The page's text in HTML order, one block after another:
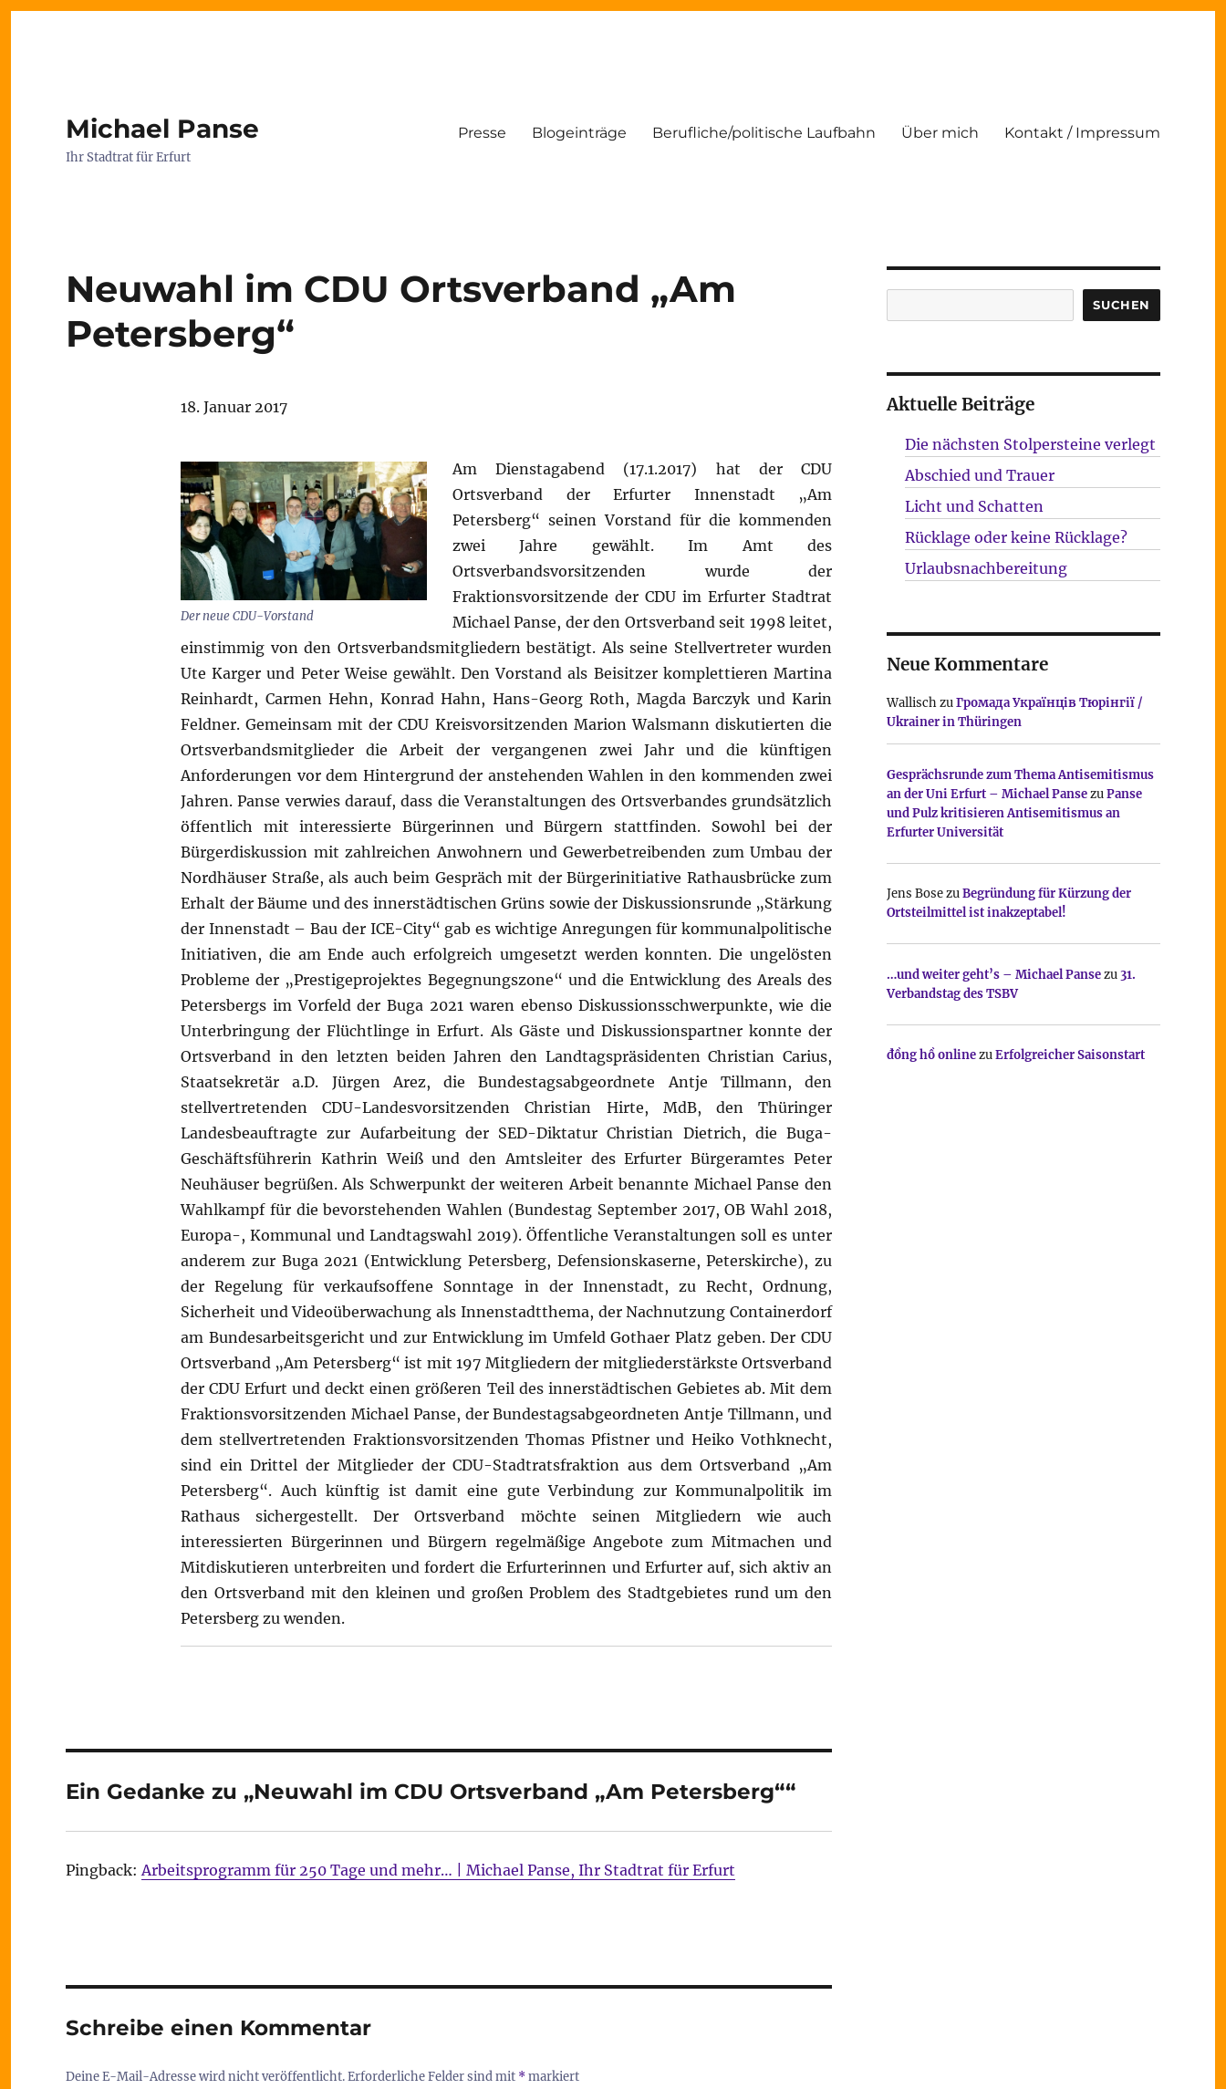
Michael Panse
Ihr Stadtrat für Erfurt
Presse Blogeinträge Berufliche/politische Laufbahn Über mich Kontakt / Impressum
Neuwahl im CDU Ortsverband „Am
Petersberg“
18. Januar 2017
Der neue CDU-Vorstand
Am Dienstagabend (17.1.2017) hat der CDU
Ortsverband der Erfurter Innenstadt „Am
Petersberg“ seinen Vorstand für die kommenden
zwei Jahre gewählt. Im Amt des
Ortsverbandsvorsitzenden wurde der
Fraktionsvorsitzende der CDU im Erfurter Stadtrat
Michael Panse, der den Ortsverband seit 1998 leitet,
einstimmig von den Ortsverbandsmitgliedern bestätigt. Als seine Stellvertreter wurden
Ute Karger und Peter Weise gewählt. Den Vorstand als Beisitzer komplettieren Martina
Reinhardt, Carmen Hehn, Konrad Hahn, Hans-Georg Roth, Magda Barczyk und Karin
Feldner. Gemeinsam mit der CDU Kreisvorsitzenden Marion Walsmann diskutierten die
Ortsverbandsmitglieder die Arbeit der vergangenen zwei Jahr und die künftigen
Anforderungen vor dem Hintergrund der anstehenden Wahlen in den kommenden zwei
Jahren. Panse verwies darauf, dass die Veranstaltungen des Ortsverbandes grundsätzlich
öffentlich mit interessierte Bürgerinnen und Bürgern stattfinden. Sowohl bei der
Bürgerdiskussion mit zahlreichen Anwohnern und Gewerbetreibenden zum Umbau der
Nordhäuser Straße, als auch beim Gespräch mit der Bürgerinitiative Rathausbrücke zum
Erhalt der Bäume und des innerstädtischen Grüns sowie der Diskussionsrunde „Stärkung
der Innenstadt – Bau der ICE-City“ gab es wichtige Anregungen für kommunalpolitische
Initiativen, die am Ende auch erfolgreich umgesetzt werden konnten. Die ungelösten
Probleme der „Prestigeprojektes Begegnungszone“ und die Entwicklung des Areals des
Petersbergs im Vorfeld der Buga 2021 waren ebenso Diskussionsschwerpunkte, wie die
Unterbringung der Flüchtlinge in Erfurt. Als Gäste und Diskussionspartner konnte der
Ortsverband in den letzten beiden Jahren den Landtagspräsidenten Christian Carius,
Staatsekretär a.D. Jürgen Arez, die Bundestagsabgeordnete Antje Tillmann, den
stellvertretenden CDU-Landesvorsitzenden Christian Hirte, MdB, den Thüringer
Landesbeauftragte zur Aufarbeitung der SED-Diktatur Christian Dietrich, die Buga-
Geschäftsführerin Kathrin Weiß und den Amtsleiter des Erfurter Bürgeramtes Peter
Neuhäuser begrüßen. Als Schwerpunkt der weiteren Arbeit benannte Michael Panse den
Wahlkampf für die bevorstehenden Wahlen (Bundestag September 2017, OB Wahl 2018,
Europa-, Kommunal und Landtagswahl 2019). Öffentliche Veranstaltungen soll es unter
anderem zur Buga 2021 (Entwicklung Petersberg, Defensionskaserne, Peterskirche), zu
der Regelung für verkaufsoffene Sonntage in der Innenstadt, zu Recht, Ordnung,
Sicherheit und Videoüberwachung als Innenstadtthema, der Nachnutzung Containerdorf
am Bundesarbeitsgericht und zur Entwicklung im Umfeld Gothaer Platz geben. Der CDU
Ortsverband „Am Petersberg“ ist mit 197 Mitgliedern der mitgliederstärkste Ortsverband
der CDU Erfurt und deckt einen größeren Teil des innerstädtischen Gebietes ab. Mit dem
Fraktionsvorsitzenden Michael Panse, der Bundestagsabgeordneten Antje Tillmann, und
dem stellvertretenden Fraktionsvorsitzenden Thomas Pfistner und Heiko Vothknecht,
sind ein Drittel der Mitglieder der CDU-Stadtratsfraktion aus dem Ortsverband „Am
Petersberg“. Auch künftig ist damit eine gute Verbindung zur Kommunalpolitik im
Rathaus sichergestellt. Der Ortsverband möchte seinen Mitgliedern wie auch
interessierten Bürgerinnen und Bürgern regelmäßige Angebote zum Mitmachen und
Mitdiskutieren unterbreiten und fordert die Erfurterinnen und Erfurter auf, sich aktiv an
den Ortsverband mit den kleinen und großen Problem des Stadtgebietes rund um den
Petersberg zu wenden.
Ein Gedanke zu „Neuwahl im CDU Ortsverband „Am Petersberg““
Pingback:Arbeitsprogramm für 250 Tage und mehr… | Michael Panse, Ihr Stadtrat für Erfurt
Schreibe einen Kommentar
Deine E-Mail-Adresse wird nicht veröffentlicht.Erforderliche Felder sind mit *markiert
SUCHEN
Aktuelle Beiträge
Die nächsten Stolpersteine verlegt
Abschied und Trauer
Licht und Schatten
Rücklage oder keine Rücklage?
Urlaubsnachbereitung
Neue Kommentare
WallischzuГромада Українців Тюрінгії /
Ukrainer in Thüringen
Gesprächsrunde zum Thema Antisemitismus
an der Uni Erfurt – Michael PansezuPanse
und Pulz kritisieren Antisemitismus an
Erfurter Universität
Jens BosezuBegründung für Kürzung der
Ortsteilmittel ist inakzeptabel!
…und weiter geht’s – Michael Pansezu31.
Verbandstag des TSBV
đồng hồ onlinezuErfolgreicher Saisonstart